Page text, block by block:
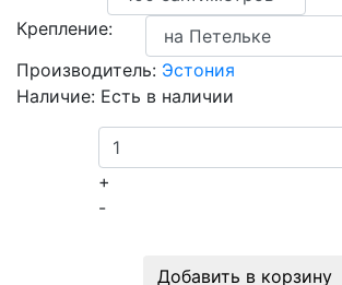
Крепление:
Производитель: Эстония
Наличие: Есть в наличии
+
-
Добавить в корзину